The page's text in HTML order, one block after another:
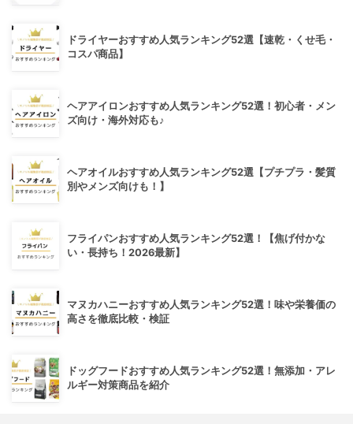
ドライヤーおすすめ人気ランキング52選【速乾・くせ毛・
コスパ商品】
ヘアアイロンおすすめ人気ランキング52選！初心者・メン
ズ向け・海外対応も♪
ヘアオイルおすすめ人気ランキング52選【プチプラ・髪質
別やメンズ向けも！】
フライパンおすすめ人気ランキング52選！【焦げ付かな
い・長持ち！2026最新】
マヌカハニーおすすめ人気ランキング52選！味や栄養価の
高さを徹底比較・検証
ドッグフードおすすめ人気ランキング52選！無添加・アレ
ルギー対策商品を紹介